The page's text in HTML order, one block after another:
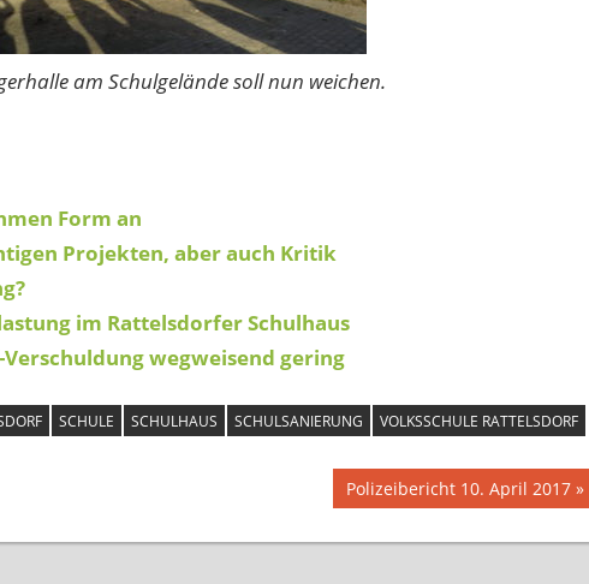
am Schulgelände soll nun weichen.
Form an
Projekten, aber auch Kritik
im Rattelsdorfer Schulhaus
wegweisend gering
SCHULE SCHULHAUS SCHULSANIERUNG VOLKSSCHULE RATTELSDORF
Nächster
Beitrag:
Polizeibericht 10. April 2017